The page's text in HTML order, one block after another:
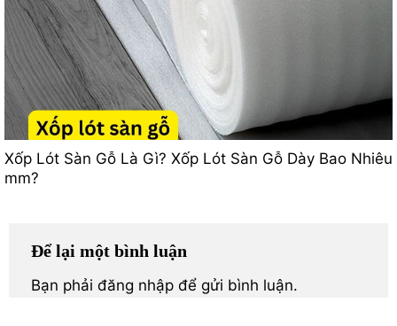
Xốp Lót Sàn Gỗ Là Gì? Xốp Lót Sàn Gỗ Dày Bao Nhiêu
mm?
Để lại một bình luận
Bạn phải đăng nhập để gửi bình luận.